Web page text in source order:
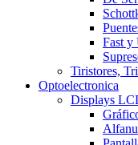
Fast y
Tiristores,
Optoelectronica
Displays